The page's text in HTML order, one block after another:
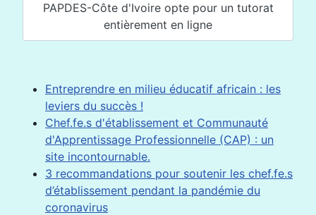
PAPDES-Côte d'Ivoire opte pour un tutorat
entièrement en ligne
Entreprendre en milieu éducatif africain : les
leviers du succès !
Chef.fe.s d'établissement et Communauté
d'Apprentissage Professionnelle (CAP) : un
site incontournable.
3 recommandations pour soutenir les chef.fe.s
d’établissement pendant la pandémie du
coronavirus